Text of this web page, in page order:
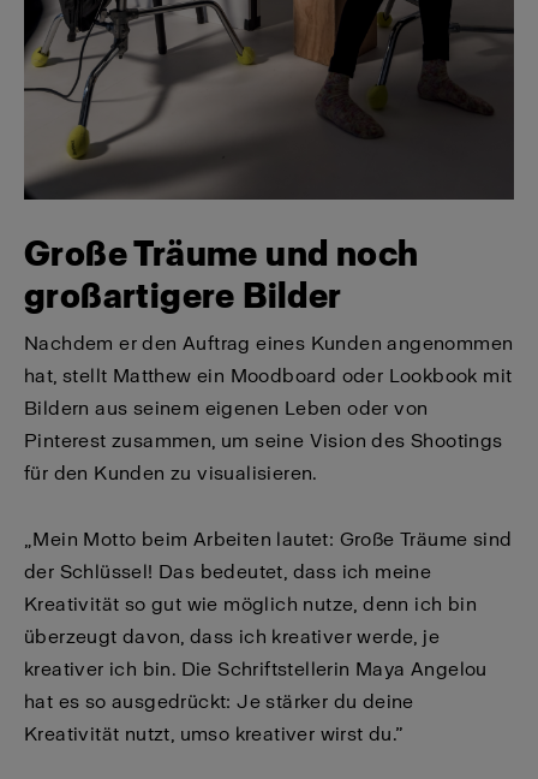
Große Träume und noch
großartigere Bilder
Nachdem er den Auftrag eines Kunden angenommen
hat, stellt Matthew ein Moodboard oder Lookbook mit
Bildern aus seinem eigenen Leben oder von
Pinterest zusammen, um seine Vision des Shootings
für den Kunden zu visualisieren.
„Mein Motto beim Arbeiten lautet: Große Träume sind
der Schlüssel! Das bedeutet, dass ich meine
Kreativität so gut wie möglich nutze, denn ich bin
überzeugt davon, dass ich kreativer werde, je
kreativer ich bin. Die Schriftstellerin Maya Angelou
hat es so ausgedrückt: Je stärker du deine
Kreativität nutzt, umso kreativer wirst du.”